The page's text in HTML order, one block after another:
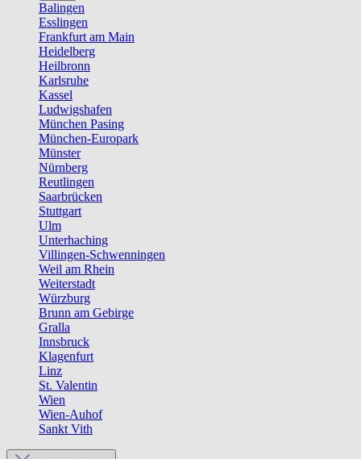
Balingen
Esslingen
Frankfurt am Main
Heidelberg
Heilbronn
Karlsruhe
Kassel
Ludwigshafen
München Pasing
München-Europark
Münster
Nürnberg
Reutlingen
Saarbrücken
Stuttgart
Ulm
Unterhaching
Villingen-Schwenningen
Weil am Rhein
Weiterstadt
Würzburg
Brunn am Gebirge
Gralla
Innsbruck
Klagenfurt
Linz
St. Valentin
Wien
Wien-Auhof
Sankt Vith